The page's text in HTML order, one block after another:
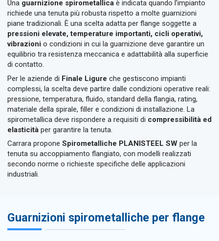
Una guarnizione spirometallica è indicata quando l’impianto
richiede una tenuta più robusta rispetto a molte guarnizioni
piane tradizionali. È una scelta adatta per flange soggette a
pressioni elevate, temperature importanti, cicli operativi,
vibrazioni o condizioni in cui la guarnizione deve garantire un
equilibrio tra resistenza meccanica e adattabilità alla superficie
di contatto.
Per le aziende di Finale Ligure che gestiscono impianti
complessi, la scelta deve partire dalle condizioni operative reali:
pressione, temperatura, fluido, standard della flangia, rating,
materiale della spirale, filler e condizioni di installazione. La
spirometallica deve rispondere a requisiti di compressibilità ed
elasticità per garantire la tenuta.
Carrara propone Spirometalliche PLANISTEEL SW per la
tenuta su accoppiamento flangiato, con modelli realizzati
secondo norme o richieste specifiche delle applicazioni
industriali.
Guarnizioni spirometalliche per flange